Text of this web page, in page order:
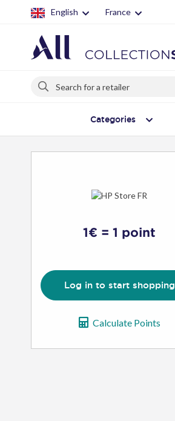
English France
Search
Categories
1€ = 1 point
Log in to start shopping
Calculate Points